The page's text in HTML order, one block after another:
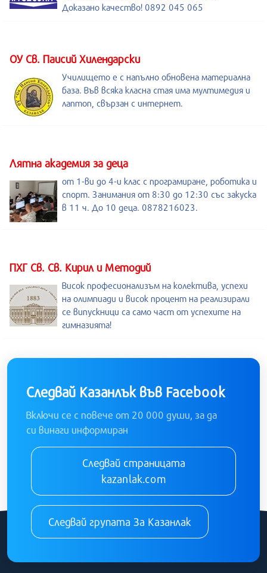
Доказано качество! 0892 045 065
ОУ Св. Паисий Хилендарски
Училището е с напълно обновена материална
база. Във всяка класна стая има мултимедия и
лаптоп, свързан с интернет.
Лятна академия за деца
от 1-ви до 4-и клас с програмиране, роботика и
спорт. Занимания от 8:30 до 12:30 със закуска
в 11 ч. До 10 деца. 0878216023.
ПХГ Св. Св. Кирил и Методий
Висок професионализъм на колектива, успехи
на олимпиади и висок процент на реализирали
се випускници са само част от успехите на
гимназията!
Следвай Казанлък във Facebook
Включи се с повече от 20 000 души, за да
си винаги информиран
Следвай страницата
kazanlak.com
Следвай групата За Казанлак